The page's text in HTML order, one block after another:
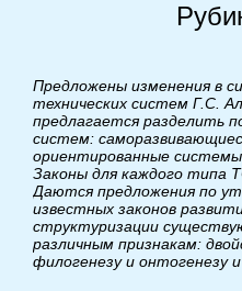
Предложены изменения в
технических систем Г.С.
предлагается разделить
систем:
ориентированные
Законы для каждого типа
Даются предложения по
известных законов
структуризации
различным признакам:
филогенезу и онтогенезу и